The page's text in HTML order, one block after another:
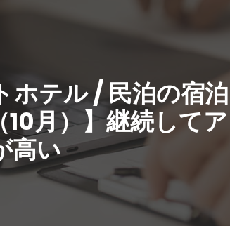
ホテル /民泊の宿泊
月）】継続してア
高い